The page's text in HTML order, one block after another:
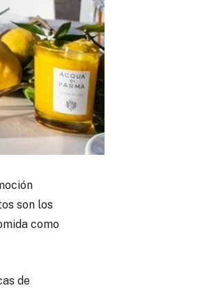
son los
como
de